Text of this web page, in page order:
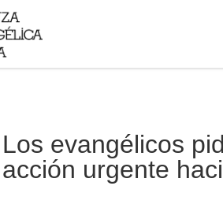
Los evangélicos
acción urgente